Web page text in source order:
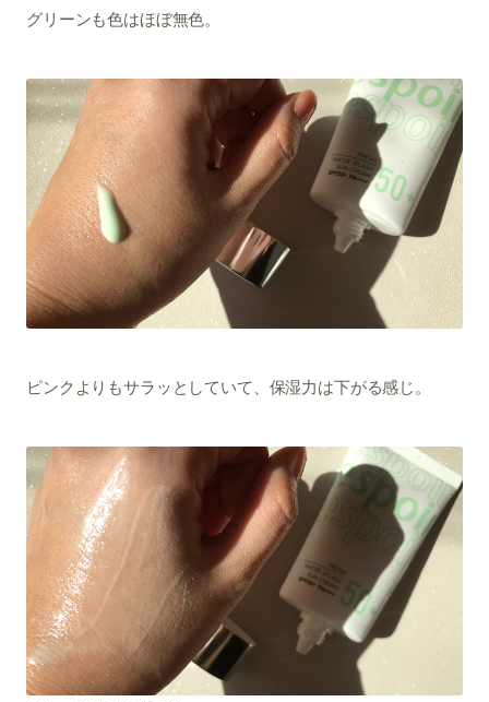
グリーンも色はほぼ無色。
ピンクよりもサラッとしていて、保湿力は下がる感じ。